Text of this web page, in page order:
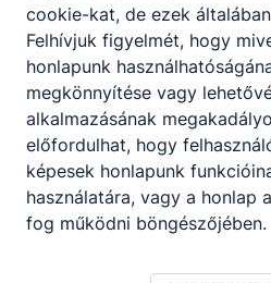
cookie-kat, de ezek
Felhívjuk figyelmét, hogy
honlapunk
megkönnyítése vagy
alkalmazásának
előfordulhat, hogy
képesek honlapunk
használatára, vagy a honlap
fog működni böngészőjében.